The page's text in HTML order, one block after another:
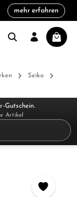
mehr erfahren
Seiko
Gutschein.
Artikel